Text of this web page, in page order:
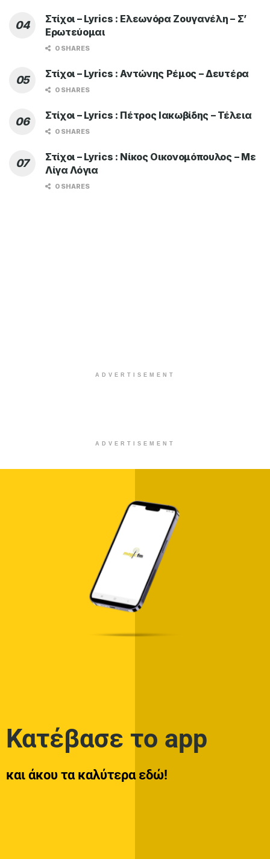
Στίχοι – Lyrics : Ελεωνόρα Ζουγανέλη – Σ’
Ερωτεύομαι
0 SHARES
Στίχοι – Lyrics : Αντώνης Ρέμος – Δευτέρα
0 SHARES
Στίχοι – Lyrics : Πέτρος Ιακωβίδης – Τέλεια
0 SHARES
Στίχοι – Lyrics : Νίκος Οικονομόπουλος – Με
Λίγα Λόγια
0 SHARES
ADVERTISEMENT
ADVERTISEMENT
Κατέβασε το app
και άκου τα καλύτερα εδώ!